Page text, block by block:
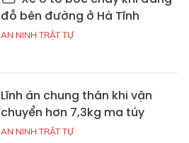
đỗ bên đường ở Hà Tĩnh
AN NINH TRẬT TỰ
Lĩnh án chung thân khi vận
chuyển hơn 7,3kg ma túy
AN NINH TRẬT TỰ